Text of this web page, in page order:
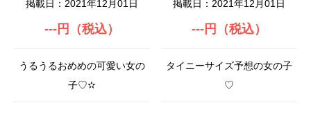
掲載日：2021年12月01日
---円（税込）
うるうるおめめの可愛い女の
子♡✫
掲載日：2021年12月01日
---円（税込）
タイニーサイズ予想の女の子
♡